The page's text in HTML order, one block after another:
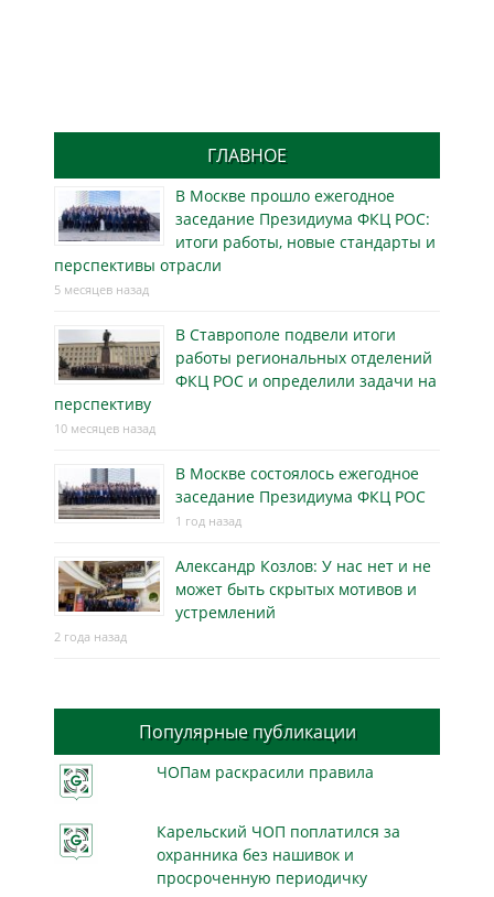
ГЛАВНОЕ
В Москве прошло ежегодное
заседание Президиума ФКЦ РОС:
итоги работы, новые стандарты и
перспективы отрасли
5 месяцев назад
В Ставрополе подвели итоги
работы региональных отделений
ФКЦ РОС и определили задачи на
перспективу
10 месяцев назад
В Москве состоялось ежегодное
заседание Президиума ФКЦ РОС
1 год назад
Александр Козлов: У нас нет и не
может быть скрытых мотивов и
устремлений
2 года назад
Популярные публикации
ЧОПам раскрасили правила
Карельский ЧОП поплатился за
охранника без нашивок и
просроченную периодичку